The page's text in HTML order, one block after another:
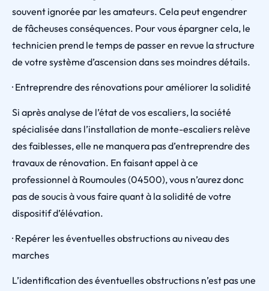
souvent ignorée par les amateurs. Cela peut engendrer
de fâcheuses conséquences. Pour vous épargner cela, le
technicien prend le temps de passer en revue la structure
de votre système d’ascension dans ses moindres détails.
· Entreprendre des rénovations pour améliorer la solidité
Si après analyse de l’état de vos escaliers, la société
spécialisée dans l’installation de monte-escaliers relève
des faiblesses, elle ne manquera pas d’entreprendre des
travaux de rénovation. En faisant appel à ce
professionnel à Roumoules (04500), vous n’aurez donc
pas de soucis à vous faire quant à la solidité de votre
dispositif d’élévation.
· Repérer les éventuelles obstructions au niveau des
marches
L’identification des éventuelles obstructions n’est pas une